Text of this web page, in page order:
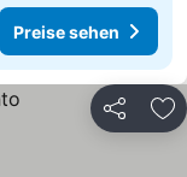
Preise sehen
Teilen